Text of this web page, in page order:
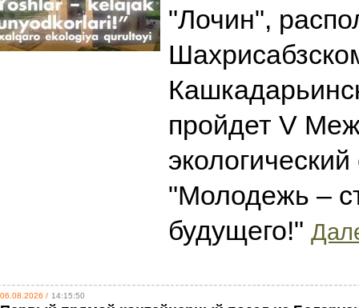
"Лочин",
пройдет V
"Молодежь –
будущего!"
06.08.2026 / 14:15:50